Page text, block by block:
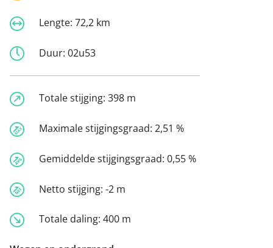
Lengte: 72,2 km
Duur: 02u53
Totale stijging: 398 m
Maximale stijgingsgraad: 2,51 %
Gemiddelde stijgingsgraad: 0,55 %
Netto stijging: -2 m
Totale daling: 400 m